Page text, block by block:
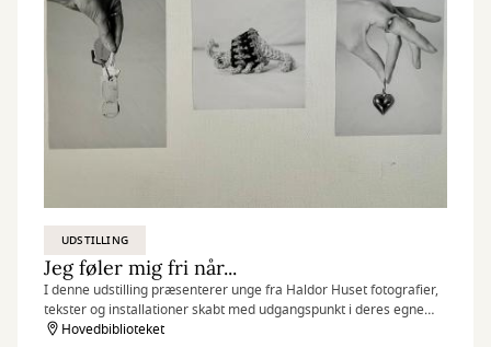
UDSTILLING
Jeg føler mig fri når...
I denne udstilling præsenterer unge fra Haldor Huset fotografier,
tekster og installationer skabt med udgangspunkt i deres egne
erfaringer, drømme og perspektiver.
Hovedbiblioteket